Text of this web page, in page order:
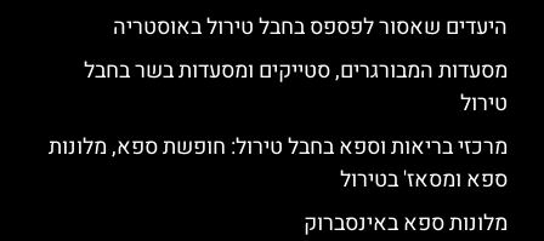
היעדים שאסור לפספס בחבל טירול באוסטריה
מסעדות המבורגרים, סטייקים ומסעדות בשר בחבל
טירול
מרכזי בריאות וספא בחבל טירול: חופשת ספא, מלונות
ספא ומסאז' בטירול
מלונות ספא באינסברוק